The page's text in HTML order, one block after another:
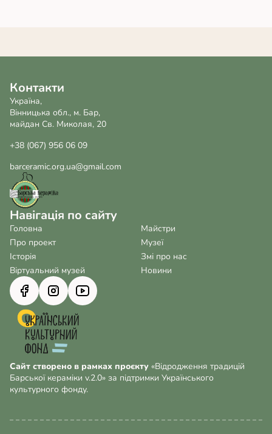
Контакти
Україна,
Вінницька обл., м. Бар,
майдан Св. Миколая, 20
+38 (067) 956 06 09
barceramic.org.ua@gmail.com
Навігація по сайту
Головна
Про проект
Історія
Віртуальний музей
Майстри
Музеї
Змі про нас
Новини
Сайт створено в рамках проєкту «Відродження традицій
Барської кераміки v.2.0» за підтримки Українського
культурного фонду.